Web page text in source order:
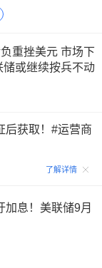
重挫美元 市场下
或继续按兵不动
后获取！#运营商
了解详情
加息！美联储9月